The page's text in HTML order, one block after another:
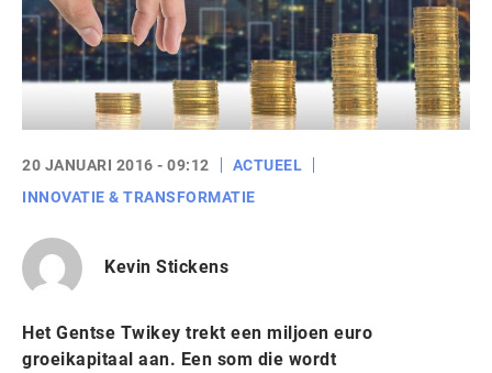
20 JANUARI 2016 - 09:12
ACTUEEL
INNOVATIE & TRANSFORMATIE
Kevin Stickens
Het Gentse Twikey trekt een miljoen euro
groeikapitaal aan. Een som die wordt